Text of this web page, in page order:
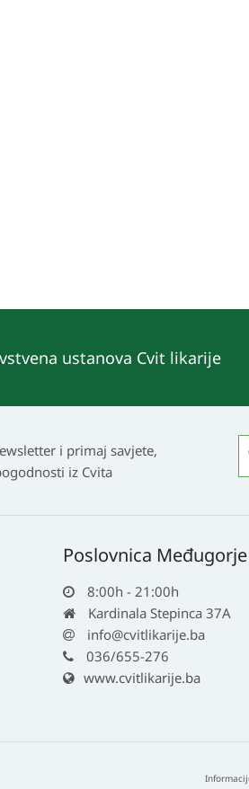
ustanova Cvit likarije
i primaj savjete,
iz Cvita
Poslovnica Međugorje
8:00h - 21:00h
Kardinala Stepinca 37A
info@cvitlikarije.ba
036/655-276
www.cvitlikarije.ba